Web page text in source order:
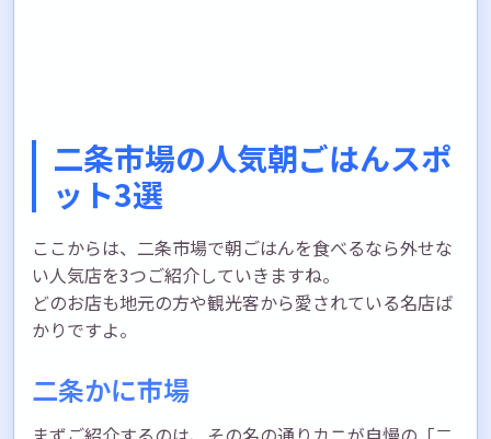
二条市場の人気朝ごはんスポ
ット3選
ここからは、二条市場で朝ごはんを食べるなら外せな
い人気店を3つご紹介していきますね。
どのお店も地元の方や観光客から愛されている名店ば
かりですよ。
二条かに市場